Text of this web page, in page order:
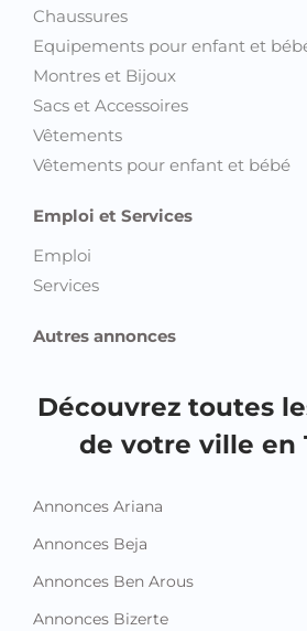
Chaussures
Equipements pour enfant et
Montres et Bijoux
Sacs et Accessoires
Vêtements
Vêtements pour enfant et bébé
Emploi et Services
Emploi
Services
Autres annonces
Découvrez toutes
de votre ville en
Annonces Ariana
Annonces Beja
Annonces Ben Arous
Annonces Bizerte